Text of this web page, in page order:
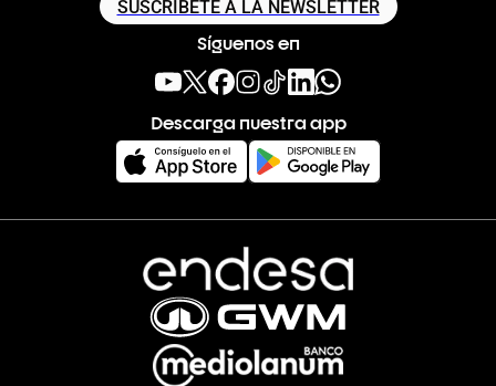
SUSCRÍBETE A LA NEWSLETTER
Síguenos en
Descarga nuestra app